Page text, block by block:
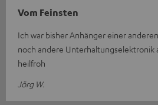
Vom Feinsten
Ich war bisher Anhänger einer
noch andere Unterhaltungselektronik
heilfroh
Jörg W.